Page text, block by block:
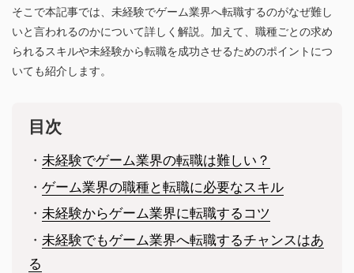
そこで本記事では、未経験でゲーム業界へ転職するのがなぜ難し
いと言われるのかについて詳しく解説。加えて、職種ごとの求め
られるスキルや未経験から転職を成功させるためのポイントにつ
いても紹介します。
目次
・ 未経験でゲーム業界の転職は難しい？
・ ゲーム業界の職種と転職に必要なスキル
・ 未経験からゲーム業界に転職するコツ
・ 未経験でもゲーム業界へ転職するチャンスはあ
る